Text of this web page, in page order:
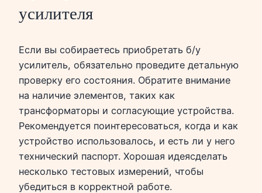
усилителя
Если вы собираетесь приобретать б/у
усилитель, обязательно проведите детальную
проверку его состояния. Обратите внимание
на наличие элементов, таких как
трансформаторы и согласующие устройства.
Рекомендуется поинтересоваться, когда и как
устройство использовалось, и есть ли у него
технический паспорт. Хорошая идеясделать
несколько тестовых измерений, чтобы
убедиться в корректной работе.